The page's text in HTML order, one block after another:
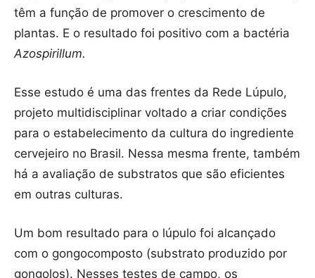
têm a função de promover o crescimento de
plantas. E o resultado foi positivo com a bactéria
Azospirillum.
Esse estudo é uma das frentes da Rede Lúpulo,
projeto multidisciplinar voltado a criar condições
para o estabelecimento da cultura do ingrediente
cervejeiro no Brasil. Nessa mesma frente, também
há a avaliação de substratos que são eficientes
em outras culturas.
Um bom resultado para o lúpulo foi alcançado
com o gongocomposto (substrato produzido por
gongolos). Nesses testes de campo, os